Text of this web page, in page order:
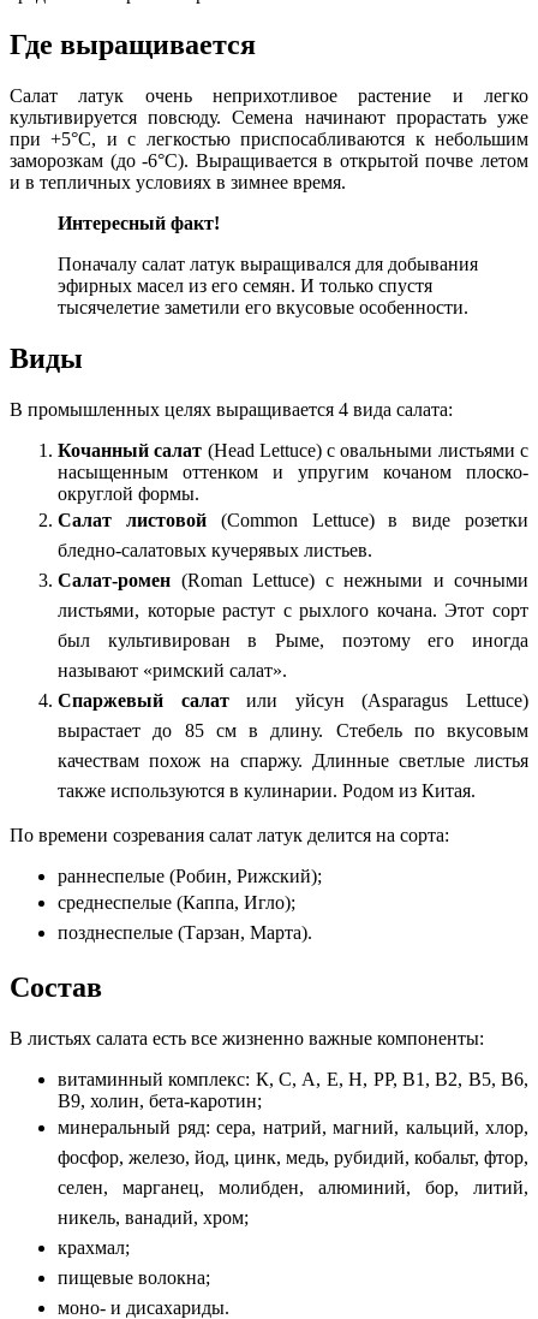
Где выращивается
Салат латук очень неприхотливое растение и легко
культивируется повсюду. Семена начинают прорастать уже
при +5°С, и с легкостью приспосабливаются к небольшим
заморозкам (до -6°С). Выращивается в открытой почве летом
и в тепличных условиях в зимнее время.
Интересный факт!
Поначалу салат латук выращивался для добывания
эфирных масел из его семян. И только спустя
тысячелетие заметили его вкусовые особенности.
Виды
В промышленных целях выращивается 4 вида салата:
Кочанный салат (Head Lettuce) с овальными листьями с
насыщенным оттенком и упругим кочаном плоско-
округлой формы.
Салат листовой(Common Lettuce) в виде розетки
бледно-салатовых кучерявых листьев.
Салат-ромен (Roman Lettuce) с нежными и сочными
листьями, которые растут с рыхлого кочана. Этот сорт
был культивирован в Рыме, поэтому его иногда
называют «римский салат».
Спаржевый салатили уйсун (Asparagus Lettuce)
вырастает до 85 см в длину. Стебель по вкусовым
качествам похож на спаржу. Длинные светлые листья
также используются в кулинарии. Родом из Китая.
По времени созревания салат латук делится на сорта:
раннеспелые (Робин, Рижский);
среднеспелые (Каппа, Игло);
позднеспелые (Тарзан, Марта).
Состав
В листьях салата есть все жизненно важные компоненты:
витаминный комплекс: К, С, А, Е, Н, РР, В1, В2, В5, В6,
В9, холин, бета-каротин;
минеральный ряд: сера, натрий, магний, кальций, хлор,
фосфор, железо, йод, цинк, медь, рубидий, кобальт, фтор,
селен, марганец, молибден, алюминий, бор, литий,
никель, ванадий, хром;
крахмал;
пищевые волокна;
моно- и дисахариды.